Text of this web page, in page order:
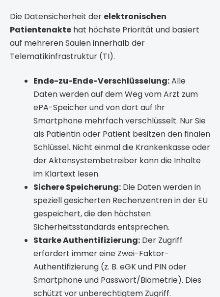
Die Datensicherheit der elektronischen
Patientenakte hat höchste Priorität und basiert
auf mehreren Säulen innerhalb der
Telematikinfrastruktur (TI).
Ende-zu-Ende-Verschlüsselung:Alle
Daten werden auf dem Weg vom Arzt zum
ePA-Speicher und von dort auf Ihr
Smartphone mehrfach verschlüsselt. Nur Sie
als Patientin oder Patient besitzen den finalen
Schlüssel. Nicht einmal die Krankenkasse oder
der Aktensystembetreiber kann die Inhalte
im Klartext lesen.
Sichere Speicherung: Die Daten werden in
speziell gesicherten Rechenzentren in der EU
gespeichert, die den höchsten
Sicherheitsstandards entsprechen.
Starke Authentifizierung: Der Zugriff
erfordert immer eine Zwei-Faktor-
Authentifizierung (z. B. eGK und PIN oder
Smartphone und Passwort/Biometrie). Dies
schützt vor unberechtigtem Zugriff.